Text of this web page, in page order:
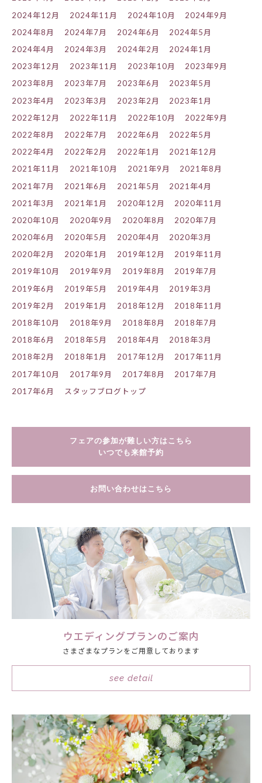
2024年12月
2024年11月 2024年10月
2024年9月
2024年8月
2024年7月 2024年6月
2024年5月
2024年4月
2024年3月 2024年2月
2024年1月
2023年12月
2023年11月 2023年10月
2023年9月
2023年8月
2023年7月 2023年6月
2023年5月
2023年4月
2023年3月 2023年2月
2023年1月
2022年12月
2022年11月 2022年10月
2022年9月
2022年8月
2022年7月 2022年6月
2022年5月
2022年4月
2022年2月 2022年1月
2021年12月
2021年11月
2021年10月 2021年9月
2021年8月
2021年7月
2021年6月 2021年5月
2021年4月
2021年3月
2021年1月 2020年12月
2020年11月
2020年10月
2020年9月 2020年8月
2020年7月
2020年6月
2020年5月 2020年4月
2020年3月
2020年2月
2020年1月 2019年12月
2019年11月
2019年10月
2019年9月 2019年8月
2019年7月
2019年6月
2019年5月 2019年4月
2019年3月
2019年2月
2019年1月 2018年12月
2018年11月
2018年10月
2018年9月 2018年8月
2018年7月
2018年6月
2018年5月 2018年4月
2018年3月
2018年2月
2018年1月 2017年12月
2017年11月
2017年10月
2017年9月 2017年8月
2017年7月
2017年6月
スタッフブログトップ
フェアの参加が難しい方はこちら
いつでも来館予約
お問い合わせはこちら
ウエディングプランのご案内
さまざまなプランをご用意しております
see detail